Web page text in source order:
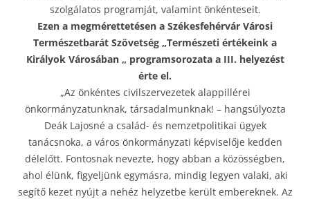
szolgálatos programját, valamint önkénteseit.
Ezen a megmérettetésen a Székesfehérvár Városi
Természetbarát Szövetség „Természeti értékeink a
Királyok Városában „ programsorozata a III. helyezést
érte el.
„Az önkéntes civilszervezetek alappillérei
önkormányzatunknak, társadalmunknak! – hangsúlyozta
Deák Lajosné a család- és nemzetpolitikai ügyek
tanácsnoka, a város önkormányzati képviselője kedden
délelőtt. Fontosnak nevezte, hogy abban a közösségben,
ahol élünk, figyeljünk egymásra, mindig legyen valaki, aki
segítő kezet nyújt a nehéz helyzetbe került embereknek. Az